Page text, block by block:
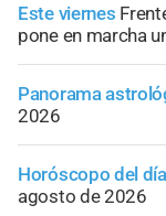
Este viernes
pone en marcha
Panorama
2026
Horóscopo del día
agosto de 2026